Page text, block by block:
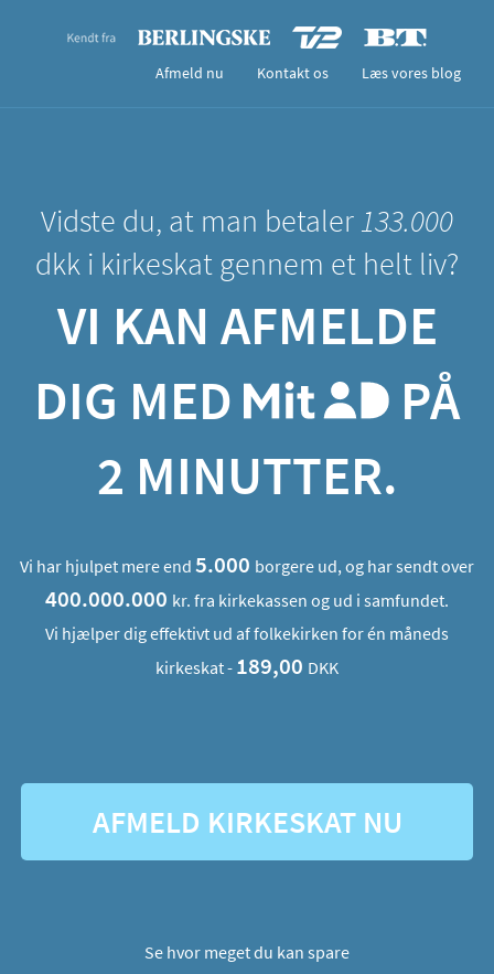
Afmeld nu Kontakt os Læs vores blog
Vidste du, at man betaler133.000
dkk i kirkeskat gennem et helt liv?
VI KAN AFMELDE
DIG MED
PÅ
2 MINUTTER.
Vi har hjulpet mere end 5.000 borgere ud, og har sendt over
400.000.000 kr. fra kirkekassen og ud i samfundet.
Vi hjælper dig effektivt ud af folkekirken for én måneds
kirkeskat - 189,00 DKK
AFMELD KIRKESKAT NU
Se hvor meget du kan spare